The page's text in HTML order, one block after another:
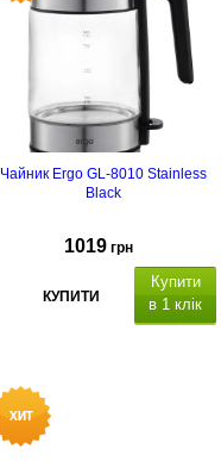
Чайник Ergo GL-8010 Stainless
Black
1019 грн
КУПИТИ
Купити
в 1 клік